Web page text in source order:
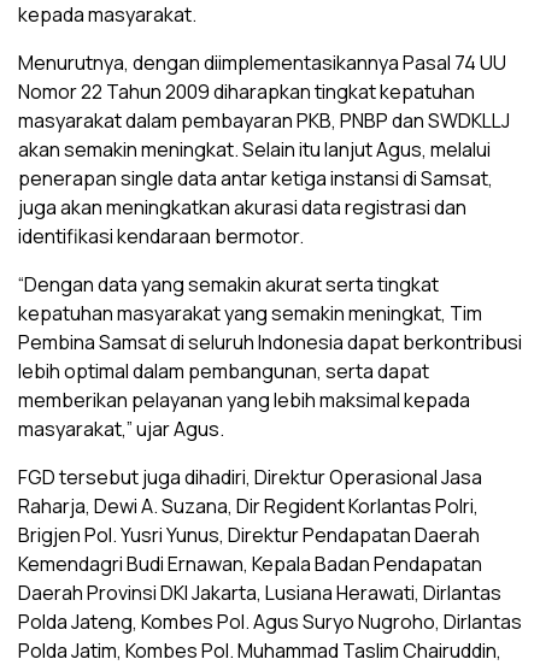
kepada masyarakat.
Menurutnya, dengan diimplementasikannya Pasal 74 UU
Nomor 22 Tahun 2009 diharapkan tingkat kepatuhan
masyarakat dalam pembayaran PKB, PNBP dan SWDKLLJ
akan semakin meningkat. Selain itu lanjut Agus, melalui
penerapan single data antar ketiga instansi di Samsat,
juga akan meningkatkan akurasi data registrasi dan
identifikasi kendaraan bermotor.
“Dengan data yang semakin akurat serta tingkat
kepatuhan masyarakat yang semakin meningkat, Tim
Pembina Samsat di seluruh Indonesia dapat berkontribusi
lebih optimal dalam pembangunan, serta dapat
memberikan pelayanan yang lebih maksimal kepada
masyarakat,” ujar Agus.
FGD tersebut juga dihadiri, Direktur Operasional Jasa
Raharja, Dewi A. Suzana, Dir Regident Korlantas Polri,
Brigjen Pol. Yusri Yunus, Direktur Pendapatan Daerah
Kemendagri Budi Ernawan, Kepala Badan Pendapatan
Daerah Provinsi DKI Jakarta, Lusiana Herawati, Dirlantas
Polda Jateng, Kombes Pol. Agus Suryo Nugroho, Dirlantas
Polda Jatim, Kombes Pol. Muhammad Taslim Chairuddin,